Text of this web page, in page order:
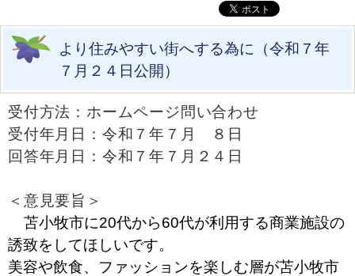
より住みやすい街へする為に（令和７年
７月２４日公開）
受付方法：ホームページ問い合わせ
受付年月日：令和７年７月 ８日
回答年月日：令和７年７月２４日
＜意見要旨＞
苫小牧市に20代から60代が利用する商業施設の
誘致をしてほしいです。
美容や飲食、ファッションを楽しむ層が苫小牧市